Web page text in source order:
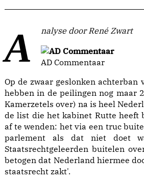
Analyse door René Zwart
AD Commentaar
Op de zwaar geslonken achterban
hebben in de peilingen nog maar
Kamerzetels over) na is heel
de list die het kabinet Rutte heeft
af te wenden: het via een truc
parlement als dat niet doet
Staatsrechtgeleerden buitelen
betogen dat Nederland hiermee
staatsrecht zakt'.